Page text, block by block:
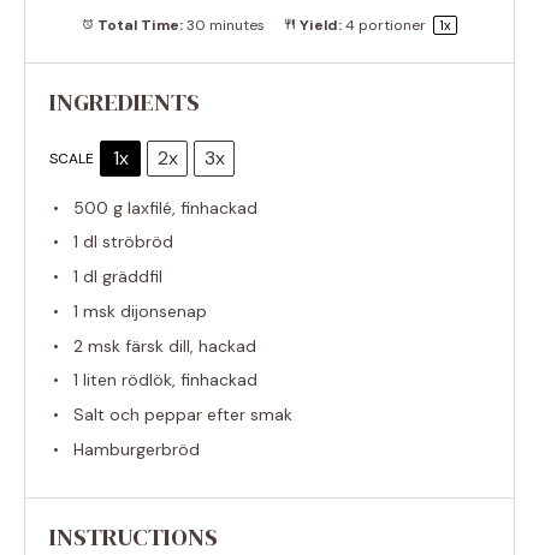
Total Time:30 minutes Yield:4portioner 1x
INGREDIENTS
SCALE 1x 2x 3x
500 g laxfilé, finhackad
1 dl ströbröd
1 dl gräddfil
1 msk dijonsenap
2 msk färsk dill, hackad
1 liten rödlök, finhackad
Salt och peppar efter smak
Hamburgerbröd
INSTRUCTIONS